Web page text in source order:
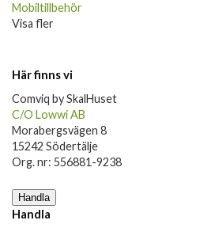
Mobiltillbehör
Visa fler
Här finns vi
Comviq by SkalHuset
C/O Lowwi AB
Morabergsvägen 8
15242 Södertälje
Org. nr: 556881-9238
Handla
Handla